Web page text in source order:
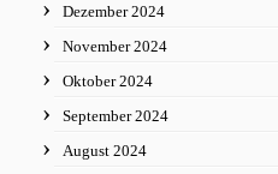
Dezember 2024
November 2024
Oktober 2024
September 2024
August 2024